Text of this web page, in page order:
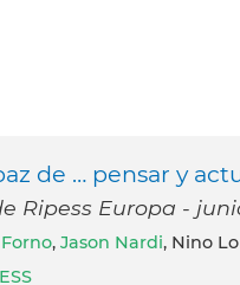
de … pensar y
Ripess Europa -
, Jason Nardi, Nino